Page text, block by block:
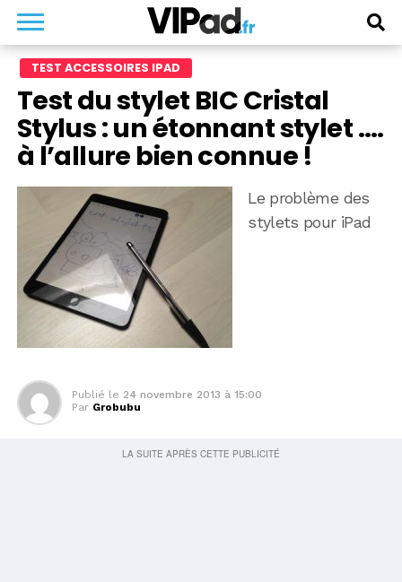
TEST ACCESSOIRES IPAD
Test du stylet BIC Cristal
Stylus : un étonnant stylet ….
à l’allure bien connue !
Le problème des
stylets pour iPad
Publié le 24 novembre 2013 à 15:00
Par Grobubu